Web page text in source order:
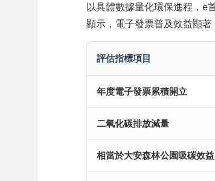
以具體數據量化環保進程，e
顯示，電子發票普及效益顯著
評估指標項目
年度電子發票累積開立
二氧化碳排放減量
相當於大安森林公園吸碳效益